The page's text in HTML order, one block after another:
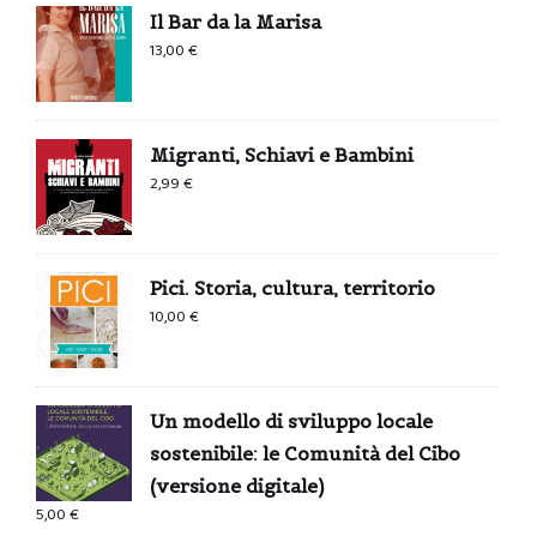
0,99 €. 0,00 €.
Il Bar da la Marisa
13,00€
Migranti, Schiavi e Bambini
2,99€
Pici. Storia, cultura, territorio
10,00€
Un modello di sviluppo locale
sostenibile: le Comunità del Cibo
(versione digitale)
5,00€